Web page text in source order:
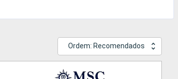
Ordem: Recomendados